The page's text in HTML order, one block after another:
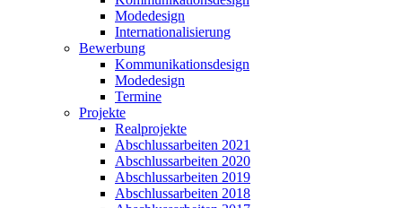
Modedesign
Internationalisierung
Bewerbung
Kommunikationsdesign
Modedesign
Termine
Projekte
Realprojekte
Abschlussarbeiten 2021
Abschlussarbeiten 2020
Abschlussarbeiten 2019
Abschlussarbeiten 2018